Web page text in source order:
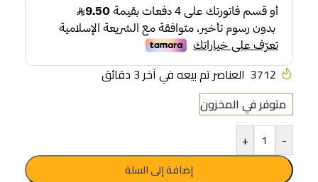
3712 العناصر تم بيعه في آخر 3 دقائق
متوفر في المخزون
-
+
إضافة إلى السلة